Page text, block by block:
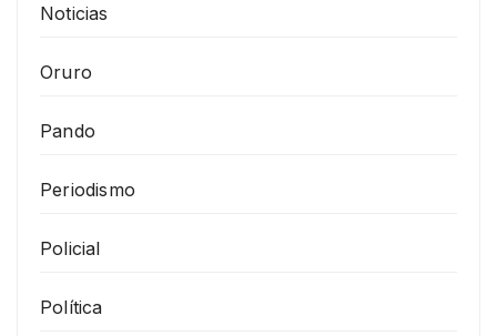
Noticias
Oruro
Pando
Periodismo
Policial
Política